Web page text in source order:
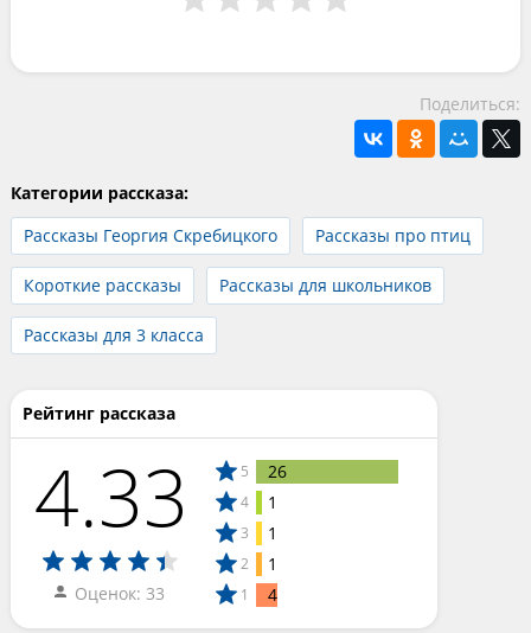
Поделиться:
Категории рассказа:
Рассказы Георгия Скребицкого
Рассказы про птиц
Короткие рассказы Рассказы для школьников
Рассказы для 3 класса
Рейтинг рассказа
4.33
Оценок: 33
5 26
4 1
3 1
2 1
1 4